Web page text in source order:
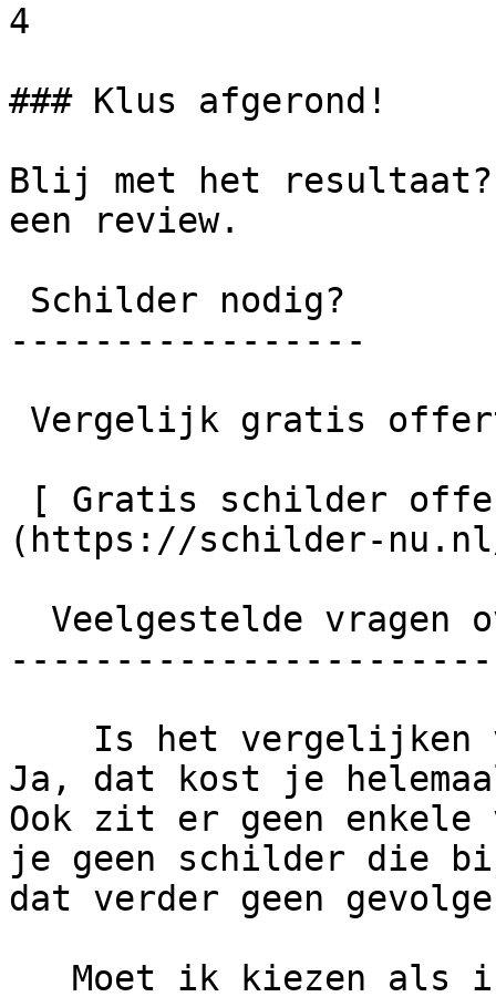
4
### Klus afgerond!
Blij met het
een review.
-----------------
(https://schilder-
Ja, dat kost je
Ook zit er geen
je geen schilder die
dat verder geen